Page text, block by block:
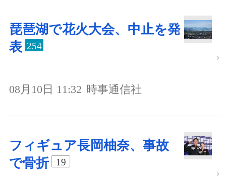
琵琶湖で花火大会、中止を発
表 254
08月10日 11:32 時事通信社
フィギュア長岡柚奈、事故
で骨折
19